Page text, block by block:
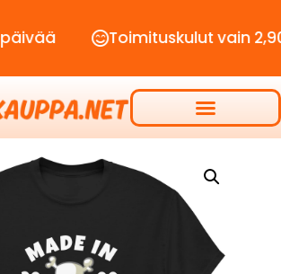
Toimituskulut vain 2,90€